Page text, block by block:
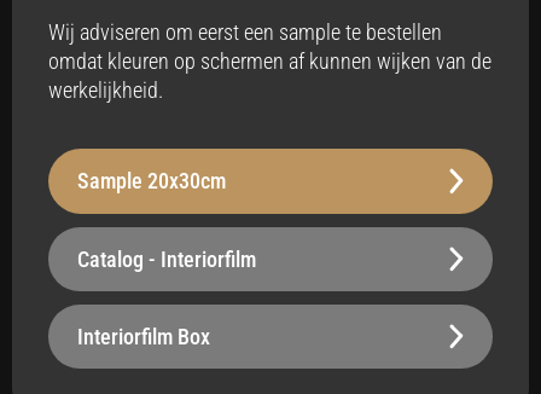
Badkamer
Vloerverwarming
Ja
Robuust - 260 µm
Oppervlak
Wij adviseren om eerst een sample te bestellen
omdat kleuren op schermen af kunnen wijken van de
werkelijkheid.
Sample 20x30cm
Catalog - Interiorfilm
Interiorfilm Box